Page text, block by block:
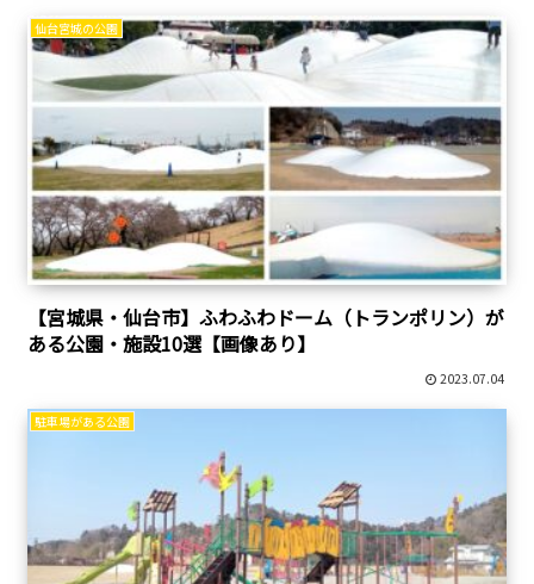
仙台宮城の公園
【宮城県・仙台市】ふわふわドーム（トランポリン）が
ある公園・施設10選【画像あり】
2023.07.04
駐車場がある公園